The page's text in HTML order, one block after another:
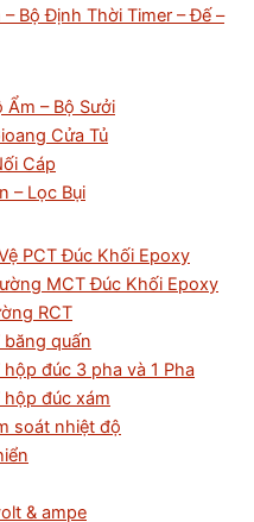
– Bộ Định Thời Timer – Đế –
Ẩm – Bộ Sưởi
Cửa Tủ
Cáp
– Lọc Bụi
PCT Đúc Khối Epoxy
MCT Đúc Khối Epoxy
RCT
băng quấn
đúc 3 pha và 1 Pha
hộp đúc xám
soát nhiệt độ
& ampe